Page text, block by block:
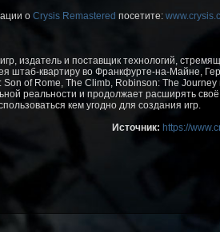
о Crysis Remastered посетите:
издатель и поставщик технологий,
штаб-квартиру во Франкфурте-на-Майне,
of Rome, The Climb, Robinson: The Journey
реальности и продолжает расширять своё
кем угодно для создания игр.
Источник: https://